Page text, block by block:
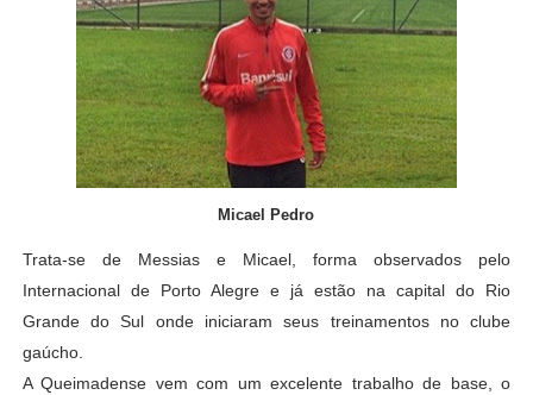
Micael Pedro
Trata-se de Messias e Micael, forma observados pelo
Internacional de Porto Alegre e já estão na capital do Rio
Grande do Sul onde iniciaram seus treinamentos no clube
gaúcho.
A Queimadense vem com um excelente trabalho de base, o